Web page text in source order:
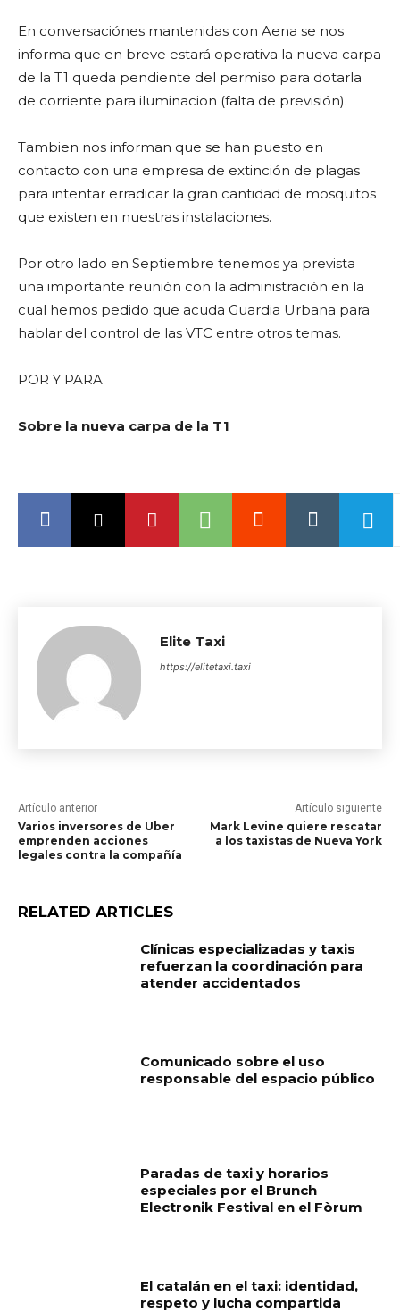
En conversaciónes mantenidas con Aena se nos
informa que en breve estará operativa la nueva carpa
de la T1 queda pendiente del permiso para dotarla
de corriente para iluminacion (falta de previsión).
Tambien nos informan que se han puesto en
contacto con una empresa de extinción de plagas
para intentar erradicar la gran cantidad de mosquitos
que existen en nuestras instalaciones.
Por otro lado en Septiembre tenemos ya prevista
una importante reunión con la administración en la
cual hemos pedido que acuda Guardia Urbana para
hablar del control de las VTC entre otros temas.
POR Y PARA
Sobre la nueva carpa de la T1
Elite Taxi
https://elitetaxi.taxi
Artículo anterior
Varios inversores de Uber
emprenden acciones
legales contra la compañía
Artículo siguiente
Mark Levine quiere rescatar
a los taxistas de Nueva York
RELATED ARTICLES
Clínicas especializadas y taxis
refuerzan la coordinación para
atender accidentados
Comunicado sobre el uso
responsable del espacio público
Paradas de taxi y horarios
especiales por el Brunch
Electronik Festival en el Fòrum
El catalán en el taxi: identidad,
respeto y lucha compartida